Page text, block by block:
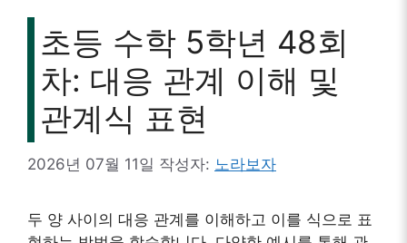
초등 수학 5학년 48회
차: 대응 관계 이해 및
관계식 표현
2026년 07월 11일 작성자: 노라보자
두 양 사이의 대응 관계를 이해하고 이를 식으로 표